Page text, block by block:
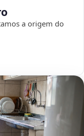
a origem do